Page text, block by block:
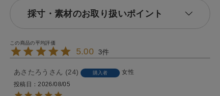
採寸・素材のお取り扱いポイント
5.00 3
あさたろう 24 購入者
女性
投稿日
2026/08/05